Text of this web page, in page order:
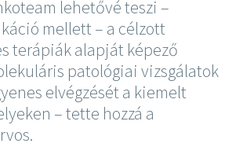
lehetővé teszi –
mellett – a célzott
terápiák alapját képező
patológiai vizsgálatok
elvégzését a kiemelt
– tette hozzá a